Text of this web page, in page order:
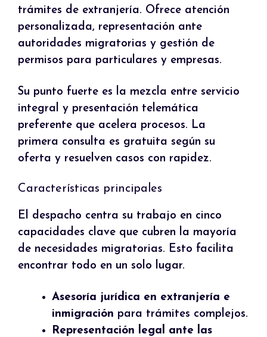
trámites de extranjería. Ofrece atención
personalizada, representación ante
autoridades migratorias y gestión de
permisos para particulares y empresas.
Su punto fuerte es la mezcla entre servicio
integral y presentación telemática
preferente que acelera procesos. La
primera consulta es gratuita según su
oferta y resuelven casos con rapidez.
Características principales
El despacho centra su trabajo en cinco
capacidades clave que cubren la mayoría
de necesidades migratorias. Esto facilita
encontrar todo en un solo lugar.
Asesoría jurídica en extranjería e
inmigración para trámites complejos.
Representación legal ante las